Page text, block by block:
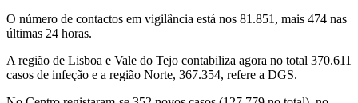
O número de contactos em vigilância está nos 81.851, mais 474 nas
últimas 24 horas.
A região de Lisboa e Vale do Tejo contabiliza agora no total 370.611
casos de infeção e a região Norte, 367.354, refere a DGS.